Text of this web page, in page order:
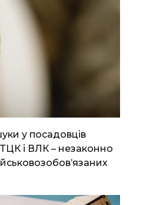
у посадовців
і ВЛК – незаконно